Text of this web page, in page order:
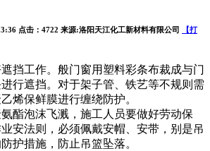
点击：4722 来源:洛阳天江化工新材料有限公司
【打
工作。般门窗用塑料彩条布裁成与门
行遮挡。对于架子管、铁艺等不规则需
烯保鲜膜进行缠绕防护。
泡沫飞溅，施工人员要做好劳动保
安法则，必须佩戴安帽、安带，别是吊
护措施，防止吊篮坠落。